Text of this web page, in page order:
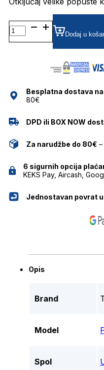
FT0237
SUNČANE
NAOČALE
Dodaj u
Besplatna dostava
80€
DPD ili BOX NOW
Za narudžbe do 80€
6 sigurnih opcija
KEKS Pay, Aircash,
Jednostavan povrat
Opis
Brand
Model
Spol